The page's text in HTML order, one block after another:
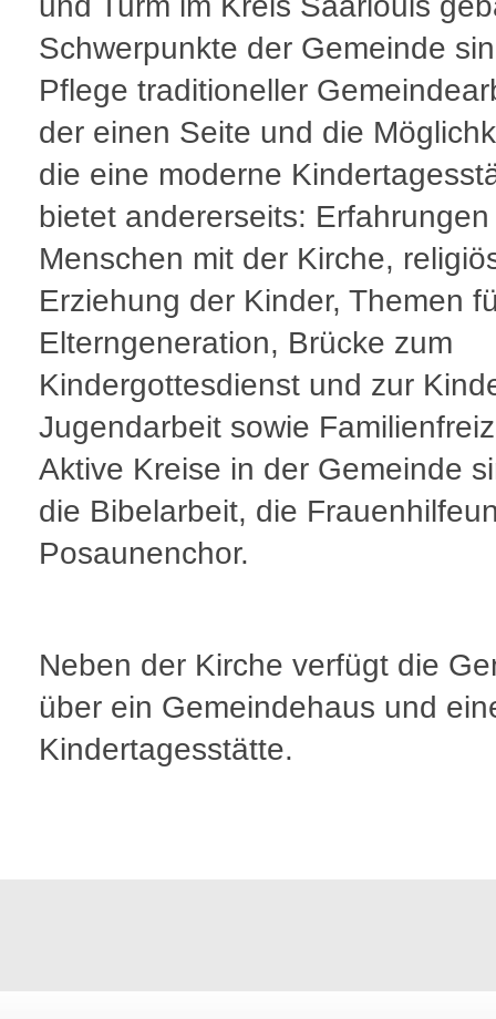
Schwerpunkte der Gemeinde
Pflege traditioneller
der einen Seite und die
die eine moderne
bietet andererseits:
Menschen mit der Kirche,
Erziehung der Kinder, Themen
Elterngeneration, Brücke zum
Kindergottesdienst und zur
Jugendarbeit sowie
Aktive Kreise in der Gemeinde
die Bibelarbeit, die
Posaunenchor.
Neben der Kirche verfügt die
über ein Gemeindehaus und
Kindertagesstätte.